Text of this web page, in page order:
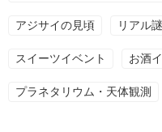
アジサイの見頃 リアル
スイーツイベント お酒
プラネタリウム・天体観測